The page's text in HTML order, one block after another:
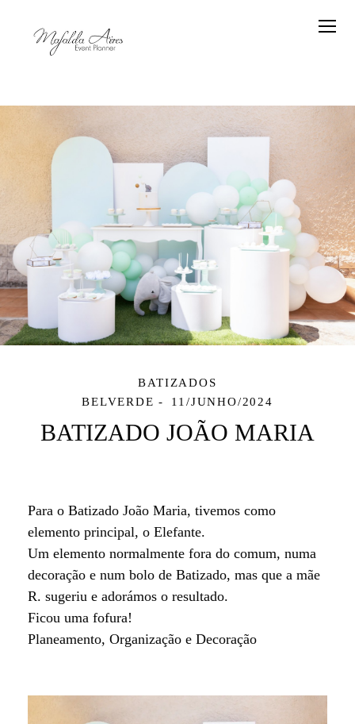
BATIZADOS
BELVERDE
11/JUNHO/2024
BATIZADO JOÃO MARIA
Para o Batizado João Maria, tivemos como
elemento principal, o Elefante.
Um elemento normalmente fora do comum, numa
decoração e num bolo de Batizado, mas que a mãe
R. sugeriu e adorámos o resultado.
Ficou uma fofura!
Planeamento, Organização e Decoração